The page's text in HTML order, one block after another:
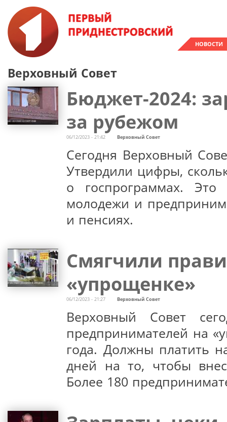
НОВОСТИ
Верховный Совет
Бюджет-2024:
за рубежом
06/12/2023 - 21:42 Верховный Совет
Сегодня Верховный
Утвердили цифры,
о госпрограммах. Это
молодежи и
и пенсиях.
Смягчили
«упрощенке»
06/12/2023 - 21:27 Верховный Совет
Верховный Совет
предпринимателей на
года. Должны платить
дней на то, чтобы
Более 180